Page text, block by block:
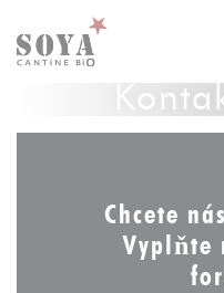
Panel pro správu cookies
Chcete
Vyplňte